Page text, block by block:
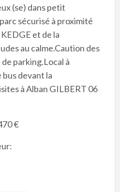
(se) dans petit
sécurisé à proximité
et de la
au calme.Caution des
parking.Local à
devant la
à Alban GILBERT 06
€